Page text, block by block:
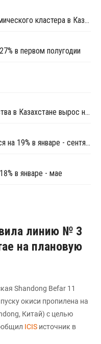
БСК примет участие в создании химического кластера в Казахстане
в первом полугодии
Индекс промышленного производства в Казахстане вырос на 2,7% в январе-июле
Импорт ПВХ в Казахстан сократился на 19% в январе - сентябре
в январе - мае
линию № 3
на плановую
Shandong Befar 11
окиси пропилена на
Китай) с целью
ICIS источник в